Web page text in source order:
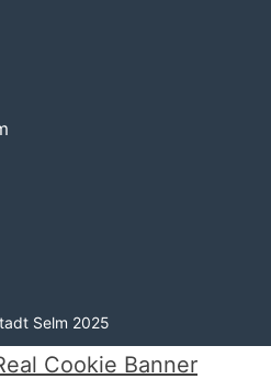
Selm 2025
Cookie Banner